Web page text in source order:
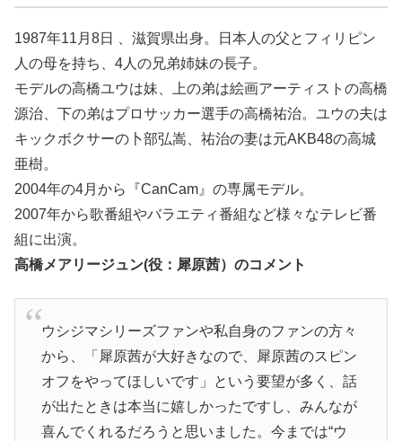
1987年11月8日 、滋賀県出身。日本人の父とフィリピン
人の母を持ち、4人の兄弟姉妹の長子。
モデルの高橋ユウは妹、上の弟は絵画アーティストの高橋
源治、下の弟はプロサッカー選手の高橋祐治。ユウの夫は
キックボクサーの卜部弘嵩、祐治の妻は元AKB48の高城
亜樹。
2004年の4月から『CanCam』の専属モデル。
2007年から歌番組やバラエティ番組など様々なテレビ番
組に出演。
高橋メアリージュン(役： 犀原茜）のコメント
ウシジマシリーズファンや私自身のファンの方々
から、「犀原茜が大好きなので、犀原茜のスピン
オフをやってほしいです」という要望が多く、話
が出たときは本当に嬉しかったですし、みんなが
喜んでくれるだろうと思いました。今までは“ウ